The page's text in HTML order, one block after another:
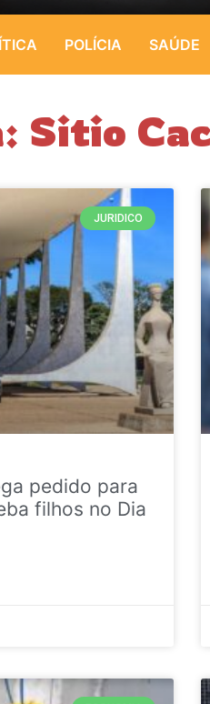
POLÍCIA SAÚDE
Sitio
JURIDICO
pedido para
filhos no Dia